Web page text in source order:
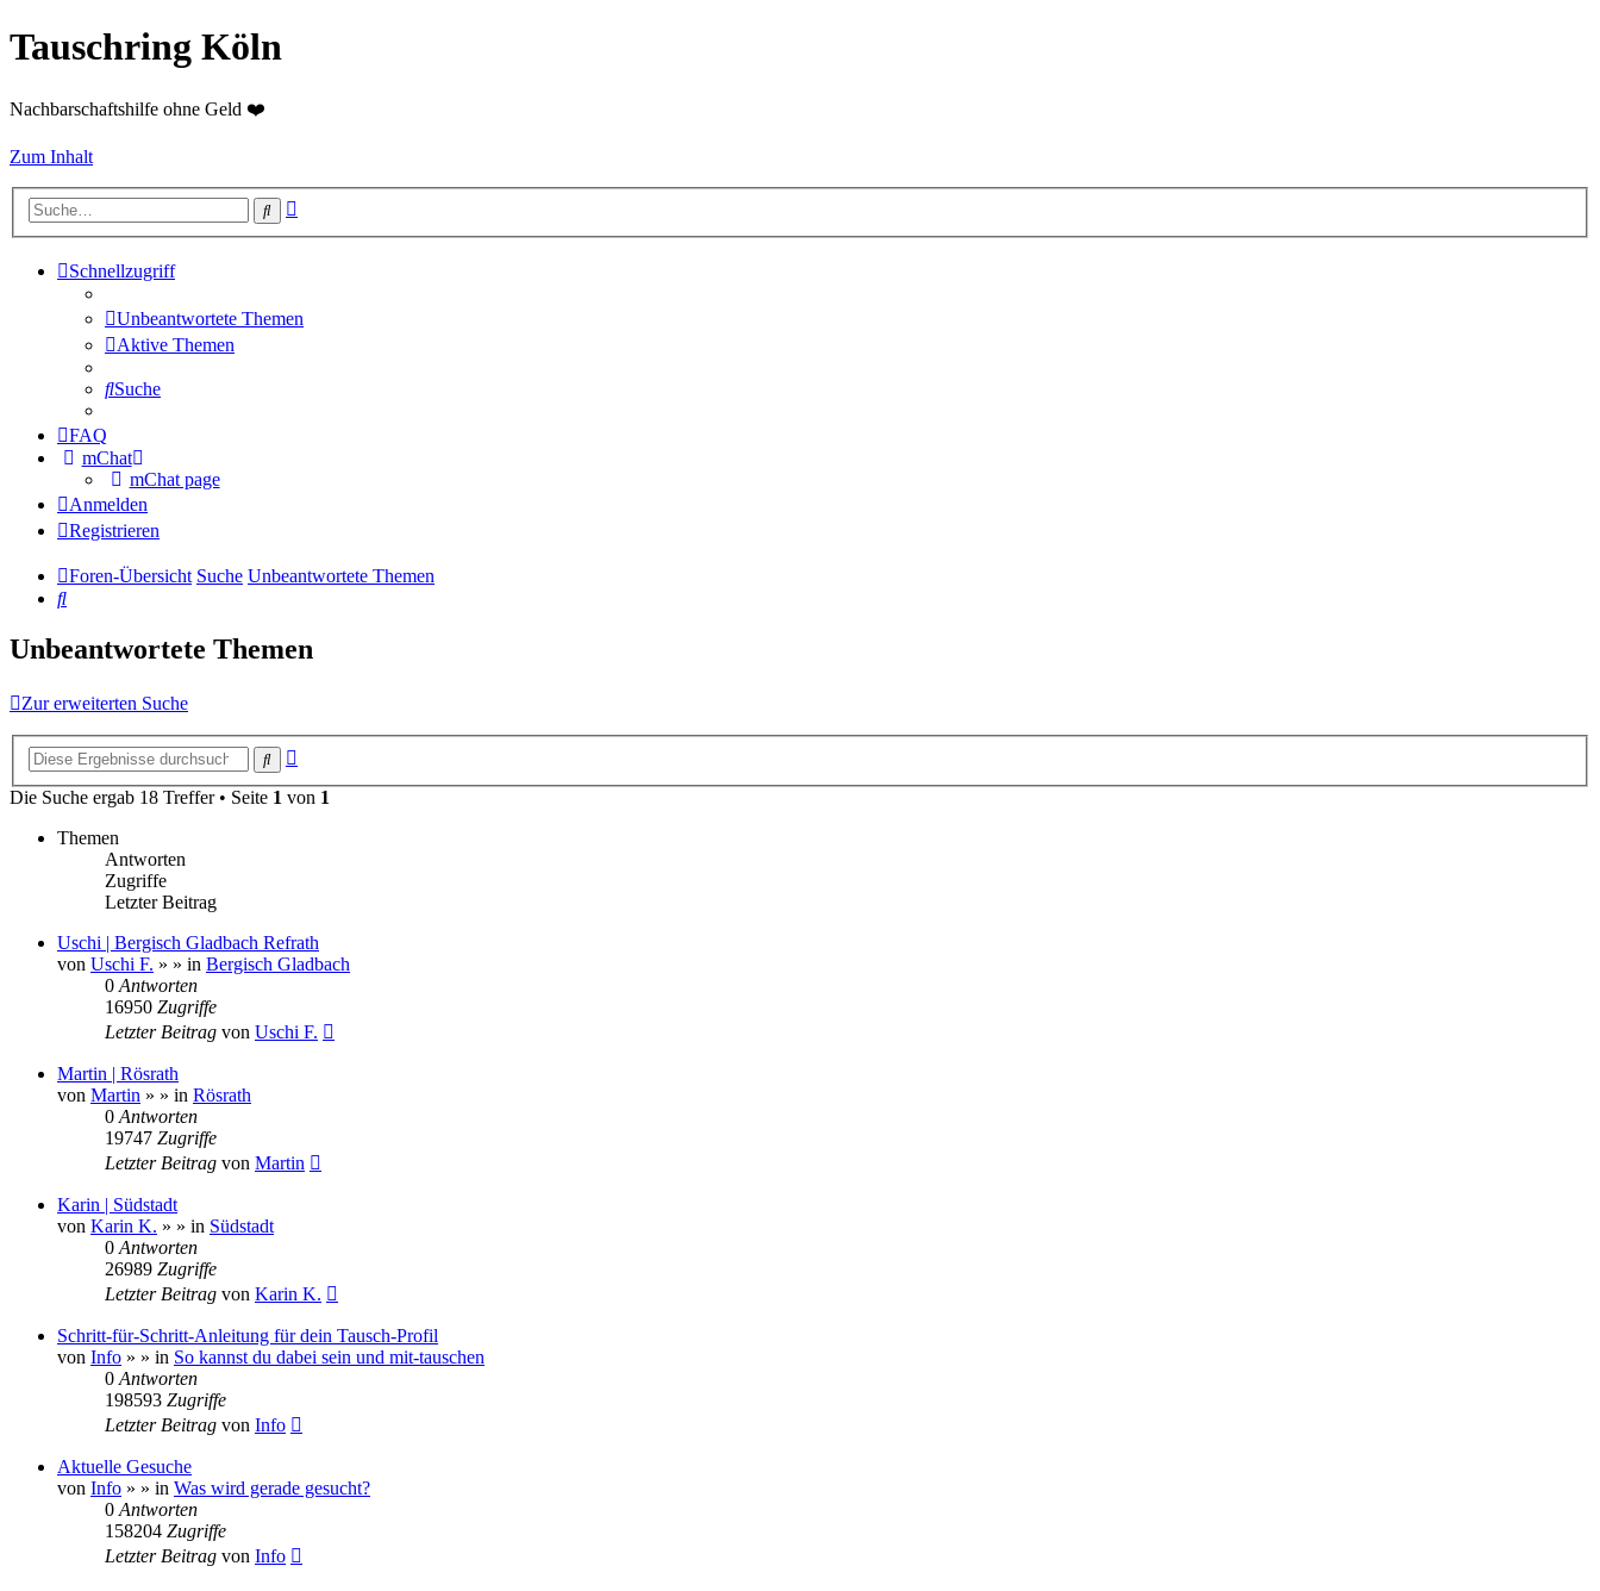
Tauschring Köln
Nachbarschaftshilfe ohne Geld ❤️
Zum Inhalt
Suche
Schnellzugriff
Unbeantwortete Themen
Aktive Themen
Suche
FAQ
mChat
mChat page
Anmelden
Registrieren
Foren-Übersicht Suche Unbeantwortete Themen
Suche
Unbeantwortete Themen
Zur erweiterten Suche
Suche
Die Suche ergab 18 Treffer • Seite 1 von 1
Themen
Antworten
Zugriffe
Letzter Beitrag
Uschi | Bergisch Gladbach Refrath
von Uschi F. » » in Bergisch Gladbach
0 Antworten
16950 Zugriffe
Letzter Beitrag von Uschi F.
Martin | Rösrath
von Martin » » in Rösrath
0 Antworten
19747 Zugriffe
Letzter Beitrag von Martin
Karin | Südstadt
von Karin K. » » in Südstadt
0 Antworten
26989 Zugriffe
Letzter Beitrag von Karin K.
Schritt-für-Schritt-Anleitung für dein Tausch-Profil
von Info » » in So kannst du dabei sein und mit-tauschen
0 Antworten
198593 Zugriffe
Letzter Beitrag von Info
Aktuelle Gesuche
von Info » » in Was wird gerade gesucht?
0 Antworten
158204 Zugriffe
Letzter Beitrag von Info